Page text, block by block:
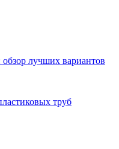
лучших вариантов
труб